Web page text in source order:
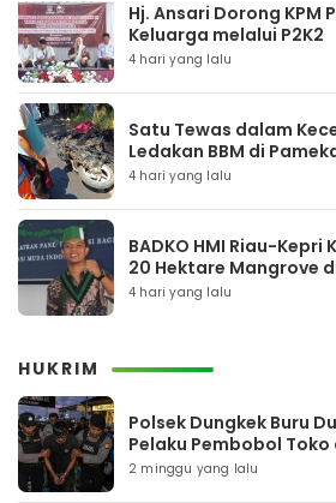
Hj. Ansari Dorong KPM
Keluarga melalui P2K2
4 hari yang lalu
Satu Tewas dalam
Ledakan BBM di
4 hari yang lalu
BADKO HMI Riau-
20 Hektare Mangrove
4 hari yang lalu
HUKRIM
Polsek Dungkek Buru
Pelaku Pembobol Toko
2 minggu yang lalu